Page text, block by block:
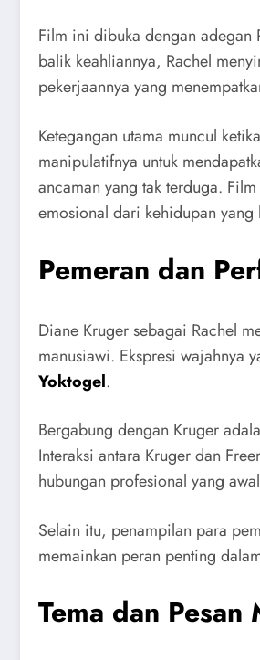
Film ini dibuka dengan adegan
balik keahliannya, Rachel
pekerjaannya yang
Ketegangan utama muncul
manipulatifnya untuk
ancaman yang tak terduga.
emosional dari kehidupan
Pemeran dan
Diane Kruger sebagai Rachel
manusiawi. Ekspresi wajahnya
Yoktogel.
Bergabung dengan Kruger
Interaksi antara Kruger dan
hubungan profesional yang
Selain itu, penampilan para
memainkan peran penting
Tema dan Pesan